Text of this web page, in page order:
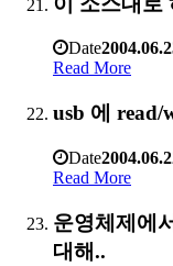
Date
Read More
usb 에 read/
Date
Read More
운영체제에
대해..